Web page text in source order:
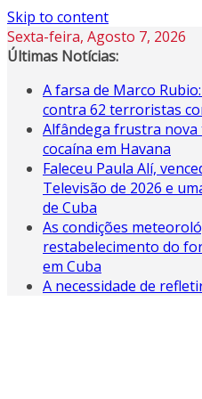
Skip to content
Sexta-feira, Agosto 7, 2026
Últimas Notícias:
A farsa de Marco
contra 62 terroristas
Alfândega frustra
cocaína em Havana
Faleceu Paula Alí,
Televisão de 2026 e
de Cuba
As condições
restabelecimento do
em Cuba
A necessidade de